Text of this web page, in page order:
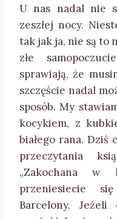
U nas nadal nie
zeszłej nocy.
tak jak ja, nie są to
złe
sprawiają, że
szczęście nadal
sposób. My
kocykiem, z
białego rana. Dziś
przeczytania
„Zakochana w
przeniesiecie
Barcelony.